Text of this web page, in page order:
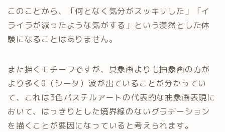
このことから、「何となく気分がスッキリした」「イ
ライラが減ったような気がする」という漠然とした体
験になることはありません。
また描くモチーフですが、具象画よりも抽象画の方が
より多くθ（シータ）波が出ていることが分かってい
て、これは3色パステルアートの代表的な抽象画表現に
おいて、はっきりとした境界線のないグラデーション
を描くことが要因になっていると考えられます。